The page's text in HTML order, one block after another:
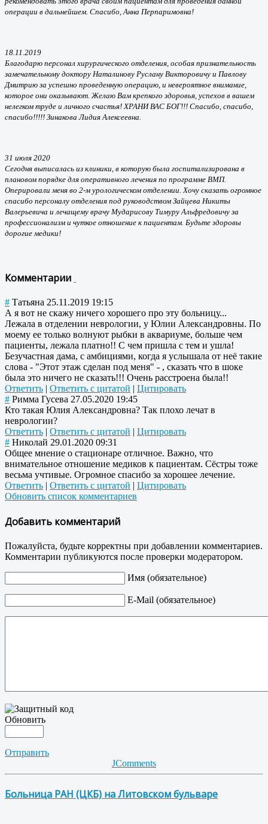
операции в дальнейшем. Спасибо, Анна Перпаримовна!
18.11.2019
Благодарю персонал хирургического отделения, особая признательность
замечательному доктору Наталинову Руслану Викторовичу и Павлову
Дмитрию за успешно проведенную операцию, и невероятное внимание,
которое они оказывают. Желаю Вам крепкого здоровья, успехов в вашем
нелегком труде и личного счастья! ХРАНИ ВАС БОГ!!! Спасибо, спасибо,
спасибо!!!!! Зинакова Лидия Алексеевна.
31 июля 2020
Сегодня выписалась из клиники, в которую была госпитализирована в
плановом порядке для оперативного лечения по программе ВМП.
Оперировали меня во 2-м урологическом отделении. Хочу сказать огромное
спасибо персоналу отделения под руководством Зайцева Никиты
Валерьевича и лечащему врачу Мударисову Тимуру Альфредовичу за
профессионализм и чуткое отношение к пациентам. Будьте здоровы
дорогие медики!
Комментарии
# Татьяна 25.11.2019 19:15
А я вот не скажу ничего хорошего про эту больницу...
Лежала в отделении неврологии, у Юлии Александровны. По
моему ее только волнуют рыбки в аквариуме, больше чем
пациенты, лежала платно!! С чем пришла с тем и ушла!
Безучастная дама, с амбициями, когда я услышала от неё такие
слова - "Этот этаж сделан под меня" - , сказать что в шоке
была это ничего не сказать!!! Очень расстроена была!!
Ответить | Ответить с цитатой | Цитировать
# Римма Гусева 27.05.2020 19:45
Кто такая Юлия Александровна? Так плохо лечат в
неврологии?
Ответить | Ответить с цитатой | Цитировать
# Николай 29.01.2020 09:31
Общее мнение о стационаре отличное. Важно, что
внимательное отношение медиков к пациентам. Сёстры тоже
весьма учтивые. Огромное спасибо за хорошее лечение.
Ответить | Ответить с цитатой | Цитировать
Обновить список комментариев
Добавить комментарий
Пожалуйста, будьте корректны при добавлении комментариев.
Комментарии публикуются после проверки модератором.
Имя (обязательное)
E-Mail (обязательное)
Обновить
Отправить
JComments
Больница РАН (ЦКБ) на Литовском бульваре